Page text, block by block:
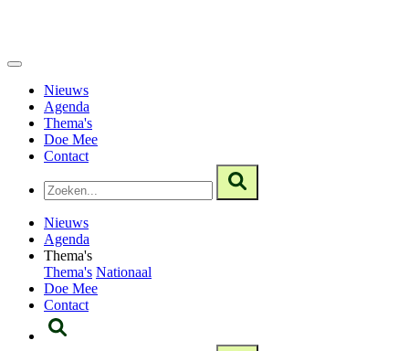
Nieuws
Agenda
Thema's
Doe Mee
Contact
Nieuws
Agenda
Thema's
Thema's Nationaal
Doe Mee
Contact